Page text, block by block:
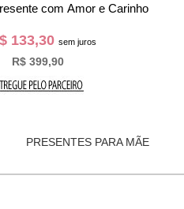
com Amor e Carinho
133,30 sem juros
R$ 399,90
PRESENTES PARA MÃE